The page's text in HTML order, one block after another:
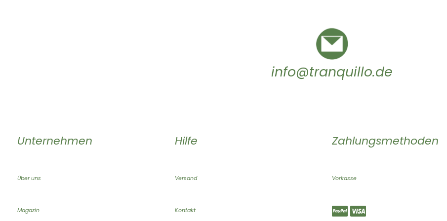
info@tranquillo.de
Unternehmen
Über uns
Magazin
Hilfe
Versand
Kontakt
Zahlungsmethoden
Vorkasse